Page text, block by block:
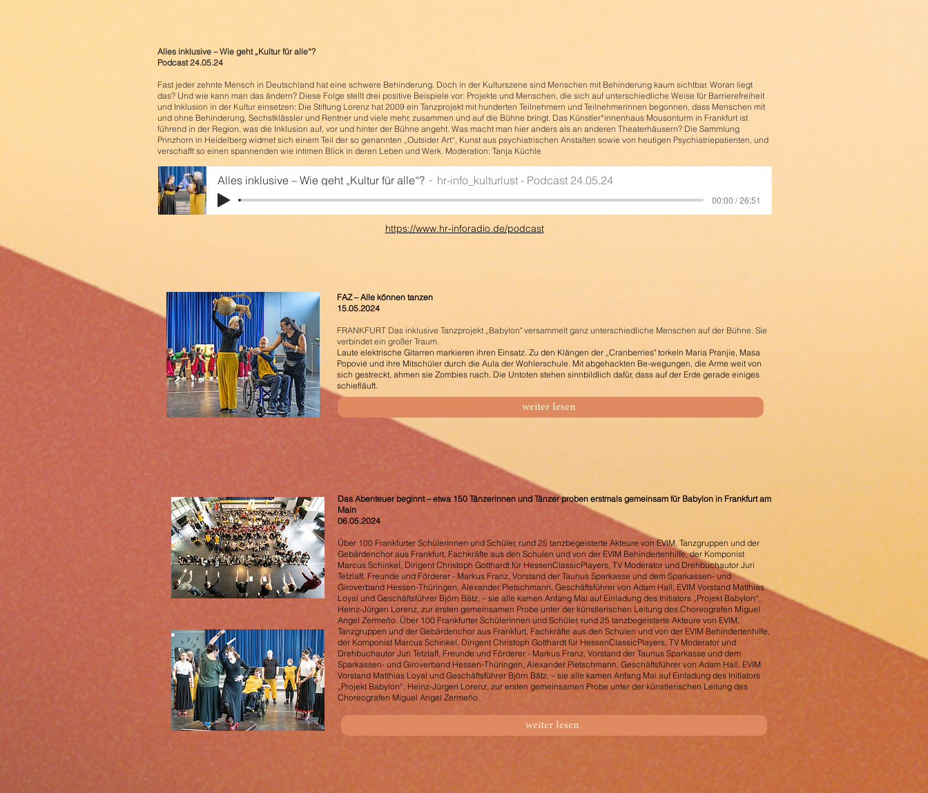
Alles inklusive – Wie geht „Kultur für alle“?
Podcast 24.05.24
Fast jeder zehnte Mensch in Deutschland hat eine schwere Behinderung. Doch in der Kulturszene sind Menschen mit Behinderung kaum sichtbar. Woran liegt
das? Und wie kann man das ändern? Diese Folge stellt drei positive Beispiele vor: Projekte und Menschen, die sich auf unterschiedliche Weise für Barrierefreiheit
und Inklusion in der Kultur einsetzen: Die Stiftung Lorenz hat 2009 ein Tanzprojekt mit hunderten Teilnehmern und Teilnehmerinnen begonnen, dass Menschen mit
und ohne Behinderung, Sechstklässler und Rentner und viele mehr, zusammen und auf die Bühne bringt. Das Künstler*innenhaus Mousonturm in Frankfurt ist
führend in der Region, was die Inklusion auf, vor und hinter der Bühne angeht. Was macht man hier anders als an anderen Theaterhäusern? Die Sammlung
Prinzhorn in Heidelberg widmet sich einem Teil der so genannten „Outsider Art“, Kunst aus psychiatrischen Anstalten sowie von heutigen Psychiatriepatienten, und
verschafft so einen spannenden wie intimen Blick in deren Leben und Werk. Moderation: Tanja Küchle
Alles inklusive – Wie geht „Kultur für alle“? hr-info_kulturlust - Podcast 24.05.24
00:00 / 26:51
https://www.hr-inforadio.de/podcast
FAZ – Alle können tanzen
15.05.2024
FRANKFURT Das inklusive Tanzprojekt „Babylon" versammelt ganz unterschiedliche Menschen auf der Bühne. Sie
verbindet ein großer Traum.
Laute elektrische Gitarren markieren ihren Einsatz. Zu den Klängen der „Cranberries" torkeln Maria Pranjie, Masa
Popovié und ihre Mitschüler durch die Aula der Wohlerschule. Mit abgehackten Be-wegungen, die Arme weit von
sich gestreckt, ahmen sie Zombies nach. Die Untoten stehen sinnbildlich dafür, dass auf der Erde gerade einiges
schiefläuft.
weiter lesen
Das Abenteuer beginnt – etwa 150 Tänzerinnen und Tänzer proben erstmals gemeinsam für Babylon in Frankfurt am
Main
06.05.2024
Über 100 Frankfurter Schülerinnen und Schüler, rund 25 tanzbegeisterte Akteure von EVIM, Tanzgruppen und der
Gebärdenchor aus Frankfurt, Fachkräfte aus den Schulen und von der EVIM Behindertenhilfe, der Komponist
Marcus Schinkel, Dirigent Christoph Gotthardt für HessenClassicPlayers, TV Moderator und Drehbuchautor Juri
Tetzlaff, Freunde und Förderer - Markus Franz, Vorstand der Taunus Sparkasse und dem Sparkassen- und
Giroverband Hessen-Thüringen, Alexander Pietschmann, Geschäftsführer von Adam Hall, EVIM Vorstand Matthias
Loyal und Geschäftsführer Björn Bätz, – sie alle kamen Anfang Mai auf Einladung des Initiators „Projekt Babylon“,
Heinz-Jürgen Lorenz, zur ersten gemeinsamen Probe unter der künstlerischen Leitung des Choreografen Miguel
Angel Zermeño. Über 100 Frankfurter Schülerinnen und Schüler, rund 25 tanzbegeisterte Akteure von EVIM,
Tanzgruppen und der Gebärdenchor aus Frankfurt, Fachkräfte aus den Schulen und von der EVIM Behindertenhilfe,
der Komponist Marcus Schinkel, Dirigent Christoph Gotthardt für HessenClassicPlayers, TV Moderator und
Drehbuchautor Juri Tetzlaff, Freunde und Förderer - Markus Franz, Vorstand der Taunus Sparkasse und dem
Sparkassen- und Giroverband Hessen-Thüringen, Alexander Pietschmann, Geschäftsführer von Adam Hall, EVIM
Vorstand Matthias Loyal und Geschäftsführer Björn Bätz, – sie alle kamen Anfang Mai auf Einladung des Initiators
„Projekt Babylon“, Heinz-Jürgen Lorenz, zur ersten gemeinsamen Probe unter der künstlerischen Leitung des
Choreografen Miguel Angel Zermeño.
weiter lesen